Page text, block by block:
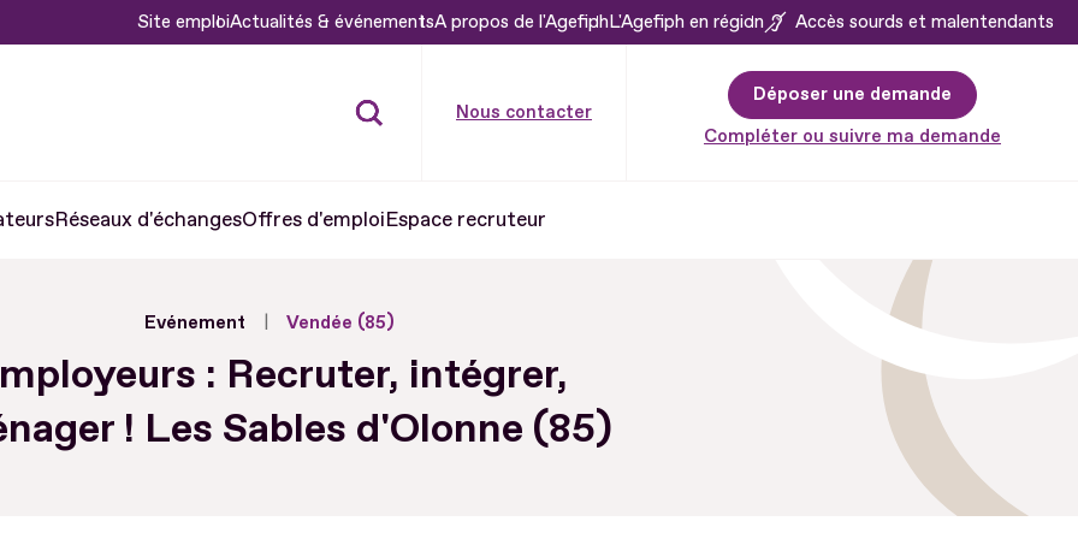
Site emploiActualités & événementsA propos de l'AgefiphL'Agefiph en région Accès sourds et malentendants
Nous contacter
Déposer une demande
Compléter ou suivre ma demande
Réseaux d'échangesOffres d'emploiEspace recruteur
Evénement Vendée (85)
: Recruter, intégrer,
! Les Sables d'Olonne (85)